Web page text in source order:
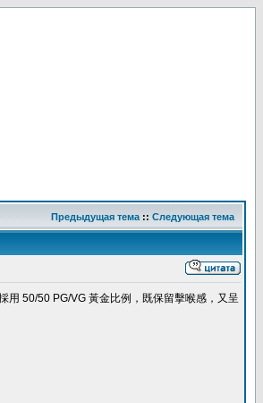
Предыдущая тема :: Следующая тема
用 50/50 PG/VG 黃金比例，既保留擊喉感，又呈